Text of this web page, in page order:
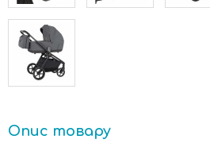
Опис товару